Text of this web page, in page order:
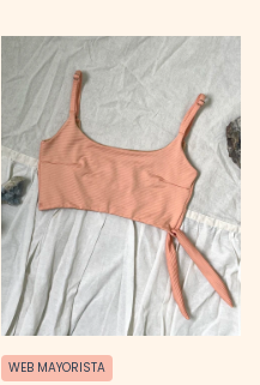
WEB MAYORISTA